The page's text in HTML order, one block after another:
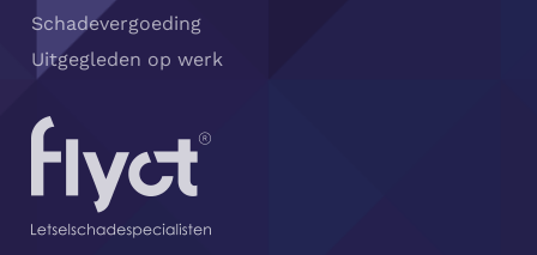
Schadevergoeding
Uitgegleden op werk